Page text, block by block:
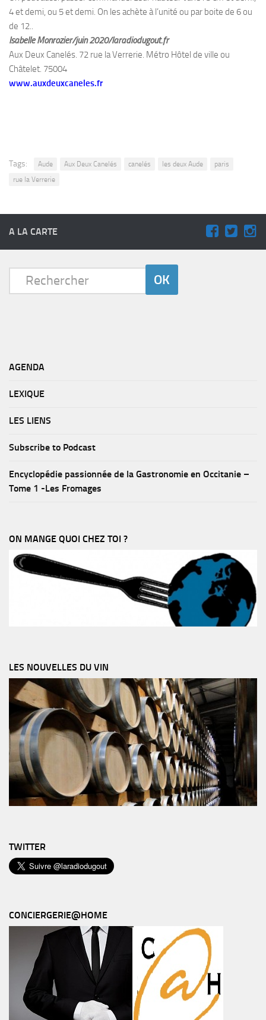
4 et demi, ou 5 et demi. On les achète à l’unité ou par boite de 6 ou
de 12..
Isabelle Monrozier/juin 2020/laradiodugout.fr
Aux Deux Canelés. 72 rue la Verrerie. Métro Hôtel de ville ou
Châtelet. 75004
www.auxdeuxcaneles.fr
Tags: Aude Aux Deux Canelés canelés les deux Aude
paris
rue la Verrerie
A LA CARTE
AGENDA
LEXIQUE
LES LIENS
Subscribe to Podcast
Encyclopédie passionnée de la Gastronomie en Occitanie –
Tome 1 -Les Fromages
ON MANGE QUOI CHEZ TOI ?
LES NOUVELLES DU VIN
TWITTER
CONCIERGERIE@HOME